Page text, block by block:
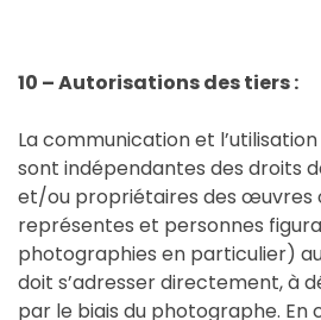
10 – Autorisations des tiers :
La communication et
sont indépendantes des droits
et/ou propriétaires des œuvres
représentes et personnes
photographies en particulier)
doit s’adresser directement, à
par le biais du photographe. En